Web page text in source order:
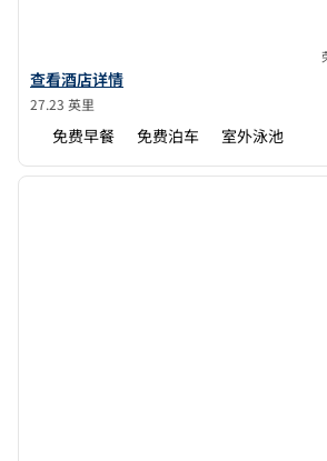
查看欢朋套房酒店特梅库拉的详细信息
查看酒店详情
27.23 英里
免费早餐 免费泊车 室外泳池
1/12